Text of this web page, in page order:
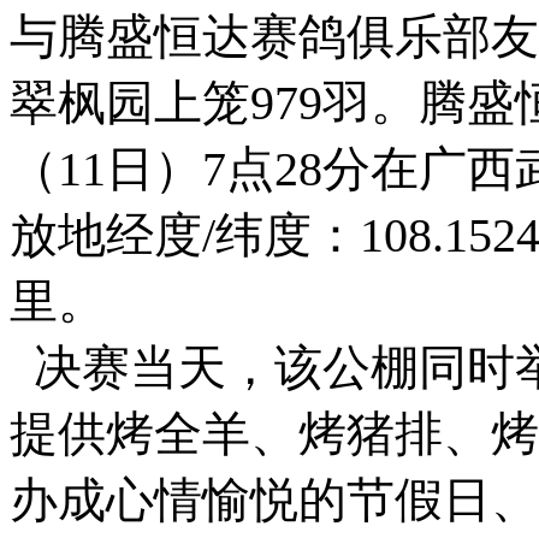
与腾盛恒达赛鸽俱乐部
翠枫园上笼979羽。腾盛
（11日）7点28分在广
放地经度/纬度：
里。
决赛当天，该公棚同时
提供烤全羊、烤猪排、
办成心情愉悦的节假日